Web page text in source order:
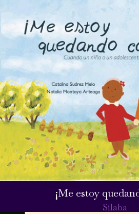
¡Me estoy
Sílaba